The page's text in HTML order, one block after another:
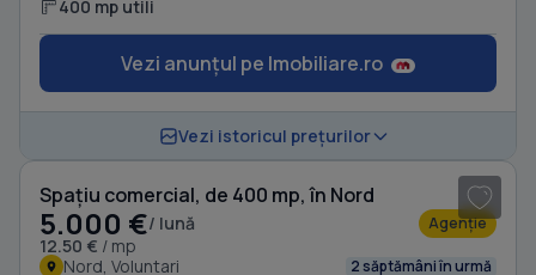
400 mp utili
Vezi anunțul pe Imobiliare.ro
Vezi istoricul prețurilor
Spațiu comercial, de 400 mp, în Nord
5.000 €/ lună
12.50 € / mp
Agenție
Nord, Voluntari 2 săptămâni în urmă